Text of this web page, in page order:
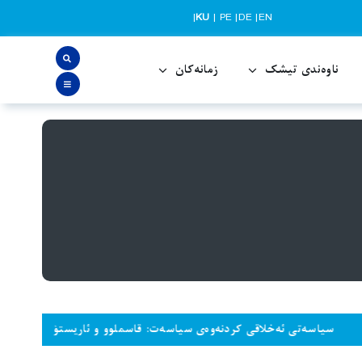
KU| PE |DE |EN
|
ناوەندی تیشک زمانەکان
دەداتەوە و لەژێر چاودێریی گرووپێک لە
ئەخلاقی کردنەوەی سیاسەت: قاسملوو و ئاریستۆ “کەمێک سەر